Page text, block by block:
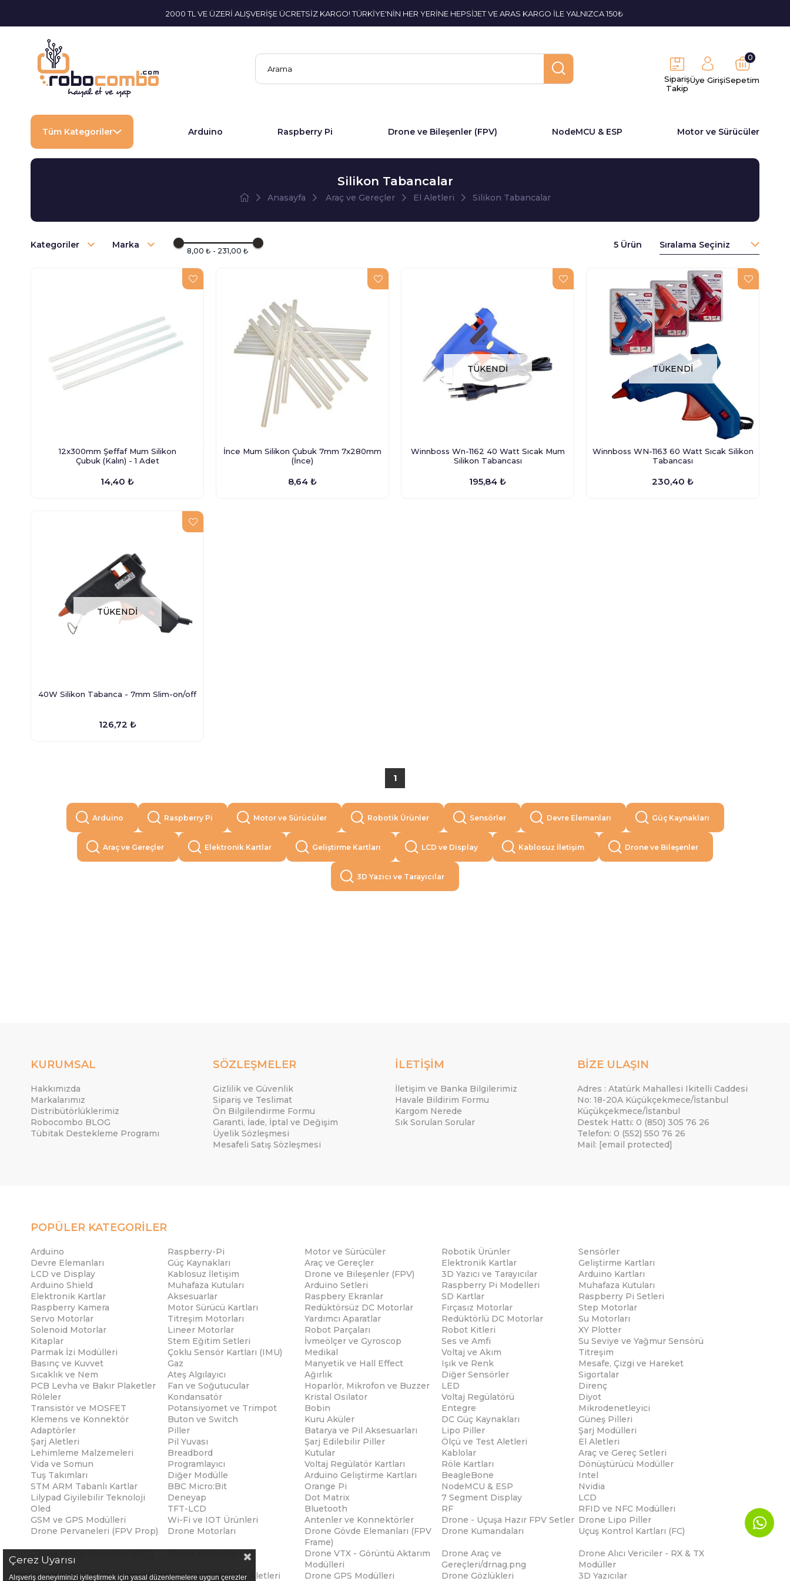
2000 TL VE ÜZERİ ALIŞVERİŞE ÜCRETSİZ KARGO! TÜRKİYE'NİN HER YERİNE HEPSİJET VE ARAS KARGO İLE YALNIZCA 150₺
Sipariş
Takip
Üye GirişiSepetim
0
Tüm Kategoriler Arduino Raspberry Pi Drone ve Bileşenler (FPV) NodeMCU & ESP Motor ve Sürücüler
Silikon Tabancalar
Anasayfa Araç ve Gereçler El Aletleri Silikon Tabancalar
Kategoriler Marka
8,00 ₺ - 231,00 ₺
5 Ürün
12x300mm Şeffaf Mum Silikon
Çubuk (Kalın) - 1 Adet
14,40 ₺
İnce Mum Silikon Çubuk 7mm 7x280mm
(İnce)
8,64 ₺
TÜKENDI
Winnboss Wn-1162 40 Watt Sıcak Mum
Silikon Tabancası
195,84 ₺
TÜKENDI
Winnboss WN-1163 60 Watt Sıcak Silikon
Tabancası
230,40 ₺
TÜKENDI
40W Silikon Tabanca - 7mm Slim-on/off
126,72 ₺
1
Arduino Raspberry Pi Motor ve Sürücüler Robotik Ürünler Sensörler Devre Elemanları Güç Kaynakları
Araç ve Gereçler Elektronik Kartlar Geliştirme Kartları LCD ve Display Kablosuz İletişim Drone ve Bileşenler
3D Yazıcı ve Tarayıcılar
KURUMSAL
Hakkımızda
Markalarımız
Distribütörlüklerimiz
Robocombo BLOG
Tübitak Destekleme Programı
SÖZLEŞMELER
Gizlilik ve Güvenlik
Sipariş ve Teslimat
Ön Bilgilendirme Formu
Garanti, İade, İptal ve Değişim
Üyelik Sözleşmesi
Mesafeli Satış Sözleşmesi
İLETİŞİM
İletişim ve Banka Bilgilerimiz
Havale Bildirim Formu
Kargom Nerede
Sık Sorulan Sorular
BİZE ULAŞIN
Adres : Atatürk Mahallesi Ikitelli Caddesi
No: 18-20A Küçükçekmece/İstanbul
Küçükçekmece/İstanbul
Destek Hattı: 0 (850) 305 76 26
Telefon: 0 (552) 550 76 26
Mail: [email protected]
POPÜLER KATEGORİLER
Arduino Raspberry-Pi Motor ve Sürücüler Robotik Ürünler
Sensörler
Devre Elemanları
Güç Kaynakları Araç ve Gereçler Elektronik Kartlar
Geliştirme Kartları
LCD ve Display
Kablosuz İletişim Drone ve Bileşenler (FPV) 3D Yazıcı ve Tarayıcılar
Arduino Kartları
Arduino Shield
Muhafaza Kutuları Arduino Setleri Raspberry Pi Modelleri
Muhafaza Kutuları
Elektronik Kartlar
Aksesuarlar Raspbery Ekranlar SD Kartlar
Raspberry Pi Setleri
Raspberry Kamera
Motor Sürücü Kartları Redüktörsüz DC Motorlar Fırçasız Motorlar
Step Motorlar
Servo Motorlar
Titreşim Motorları Yardımcı Aparatlar Redüktörlü DC Motorlar
Su Motorları
Solenoid Motorlar
Lineer Motorlar Robot Parçaları Robot Kitleri
XY Plotter
Kitaplar
Stem Eğitim Setleri İvmeölçer ve Gyroscop Ses ve Amfi
Su Seviye ve Yağmur Sensörü
Parmak İzi Modülleri
Çoklu Sensör Kartları (IMU) Medikal Voltaj ve Akım
Titreşim
Basınç ve Kuvvet
Gaz Manyetik ve Hall Effect Işık ve Renk
Mesafe, Çizgi ve Hareket
Sıcaklık ve Nem
Ateş Algılayıcı Ağırlık Diğer Sensörler
Sigortalar
PCB Levha ve Bakır Plaketler
Fan ve Soğutucular Hoparlör, Mikrofon ve Buzzer LED
Direnç
Röleler
Kondansatör Kristal Osilator Voltaj Regülatörü
Diyot
Transistör ve MOSFET
Potansiyomet ve Trimpot Bobin Entegre
Mikrodenetleyici
Klemens ve Konnektör
Buton ve Switch Kuru Aküler DC Güç Kaynakları
Güneş Pilleri
Adaptörler
Piller Batarya ve Pil Aksesuarları Lipo Piller
Şarj Modülleri
Şarj Aletleri
Pil Yuvası Şarj Edilebilir Piller Ölçü ve Test Aletleri
El Aletleri
Lehimleme Malzemeleri
Breadbord Kutular Kablolar
Araç ve Gereç Setleri
Vida ve Somun
Programlayıcı Voltaj Regülatör Kartları Röle Kartları
Dönüştürücü Modüller
Tuş Takımları
Diğer Modülle Arduino Geliştirme Kartları BeagleBone
Intel
STM ARM Tabanlı Kartlar
BBC Micro:Bit Orange Pi NodeMCU & ESP
Nvidia
Lilypad Giyilebilir Teknoloji
Deneyap Dot Matrix 7 Segment Display
LCD
Oled
TFT-LCD Bluetooth RF
RFID ve NFC Modülleri
GSM ve GPS Modülleri
Wi-Fi ve IOT Ürünleri Antenler ve Konnektörler Drone - Uçuşa Hazır FPV Setler Drone Lipo Piller
Drone Pervaneleri (FPV Prop)
Drone Motorları
Drone Gövde Elemanları (FPV
Frame)
Drone Kumandaları Uçuş Kontrol Kartları (FC)
Drone VTX - Görüntü Aktarım
Modülleri
Drone Araç ve
Gereçleri/drnag.png
Drone Alıcı Vericiler - RX & TX
Modüller
Drone Antenleri
Drone Lipo Pil Şarj Aletleri Drone GPS Modülleri Drone Gözlükleri 3D Yazıcılar
Çerez Uyarısı
Alışveriş deneyiminizi iyileştirmek için yasal düzenlemelere uygun çerezler